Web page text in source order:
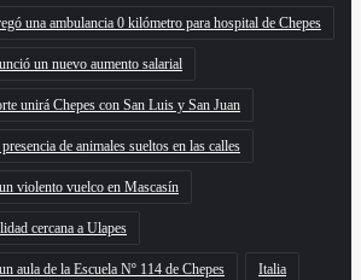
una ambulancia 0 kilómetro para hospital de Chepes
un nuevo aumento salarial
unirá Chepes con San Luis y San Juan
de animales sueltos en las calles
violento vuelco en Mascasín
cercana a Ulapes
aula de la Escuela Nº 114 de Chepes Italia